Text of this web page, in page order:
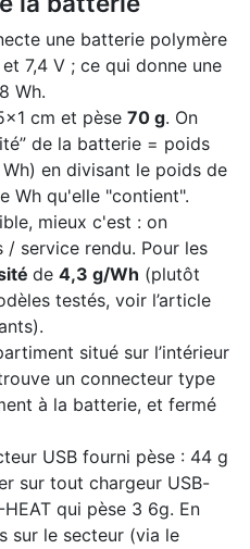
une batterie polymère
7,4 V ; ce qui donne une
Wh.
cm et pèse 70 g. On
de la batterie = poids
en divisant le poids de
Wh qu'elle "contient".
mieux c'est : on
service rendu. Pour les
de 4,3 g/Wh (plutôt
testés, voir l’article
situé sur l’intérieur
un connecteur type
à la batterie, et fermé
USB fourni pèse : 44 g
sur tout chargeur USB-
qui pèse 3 6g. En
sur le secteur (via le